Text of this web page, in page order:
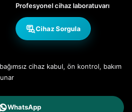
Profesyonel cihaz laboratuvarı
Cihaz Sorgula
cihaz kabul, ön kontrol, bakım
WhatsApp